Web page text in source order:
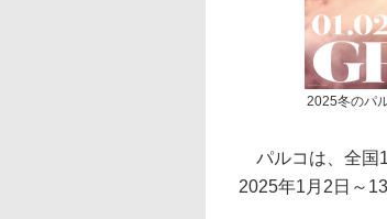
2025冬のパ
パルコは、全国
2025年1月2日～